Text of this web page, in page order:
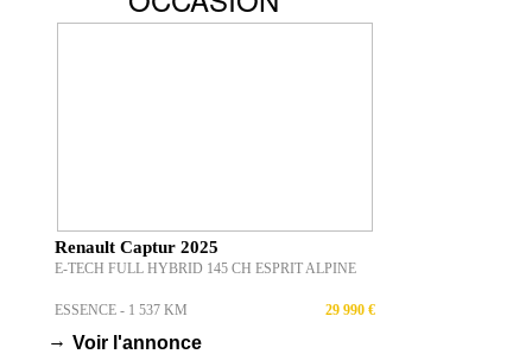
Renault Captur 2025
E-TECH FULL HYBRID 145 CH ESPRIT ALPINE
ESSENCE - 1 537 KM 29 990 €
→ Voir l'annonce